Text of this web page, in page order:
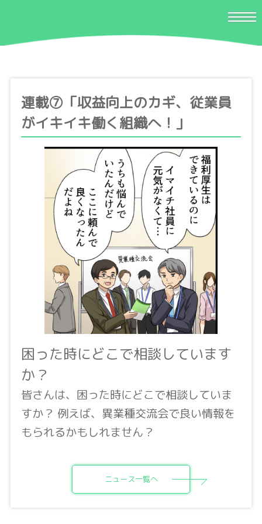
連載⑦「収益向上のカギ、従業員
がイキイキ働く組織へ！」
困った時にどこで相談しています
か？
皆さんは、困った時にどこで相談していま
すか？ 例えば、異業種交流会で良い情報を
もられるかもしれません？
ニュース一覧へ